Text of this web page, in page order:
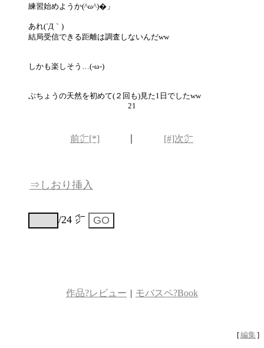
練習始めようか(^ω^)�」
あれ(´Д｀)
結局受信できる距離は調査しないんだww
しかも楽しそう…(-ω-)
ぶちょうの天然を初めて(２回も)見た1日でしたww
21
前㌻[*] [#]次㌻
⇒しおり挿入
/24 ㌻
作品?レビュー | モバスペ?Book
[編集 ]